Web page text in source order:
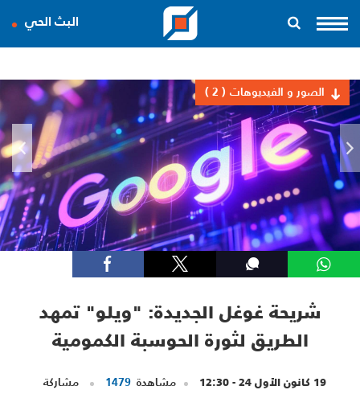
البث الحي
الصور و الفيديوهات ( 2 )
شريحة غوغل الجديدة: "ويلو" تمهد
الطريق لثورة الحوسبة الكمومية
19 كانون الأول 24 - 12:30 مشاهدة 1479 مشاركة